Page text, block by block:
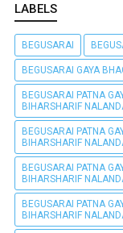
LABELS
BEGUSARAI
BEGUSARAI GAYA
BEGUSARAI PATNA
BIHARSHARIF
BEGUSARAI PATNA
BIHARSHARIF
BEGUSARAI PATNA
BIHARSHARIF
BEGUSARAI PATNA
BIHARSHARIF